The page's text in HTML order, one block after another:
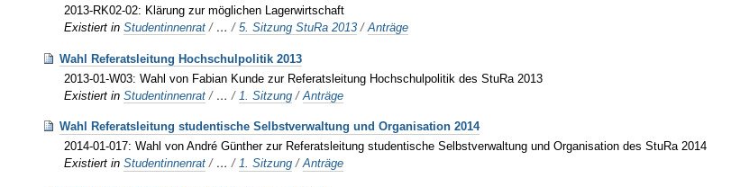
2013-RK02-02: Klärung zur möglichen Lagerwirtschaft
Existiert in Studentinnenrat / …/5. Sitzung StuRa 2013 /Anträge
Wahl Referatsleitung Hochschulpolitik 2013
2013-01-W03: Wahl von Fabian Kunde zur Referatsleitung Hochschulpolitik des StuRa 2013
Existiert in Studentinnenrat / …/ 1. Sitzung /Anträge
Wahl Referatsleitung studentische Selbstverwaltung und Organisation 2014
2014-01-017: Wahl von André Günther zur Referatsleitung studentische Selbstverwaltung und Organisation des StuRa 2014
Existiert in Studentinnenrat / …/1. Sitzung /Anträge